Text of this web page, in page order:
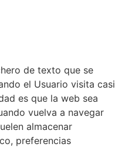
de texto que se
el Usuario visita casi
es que la web sea
vuelva a navegar
almacenar
preferencias